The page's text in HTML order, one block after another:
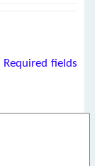
Required fields